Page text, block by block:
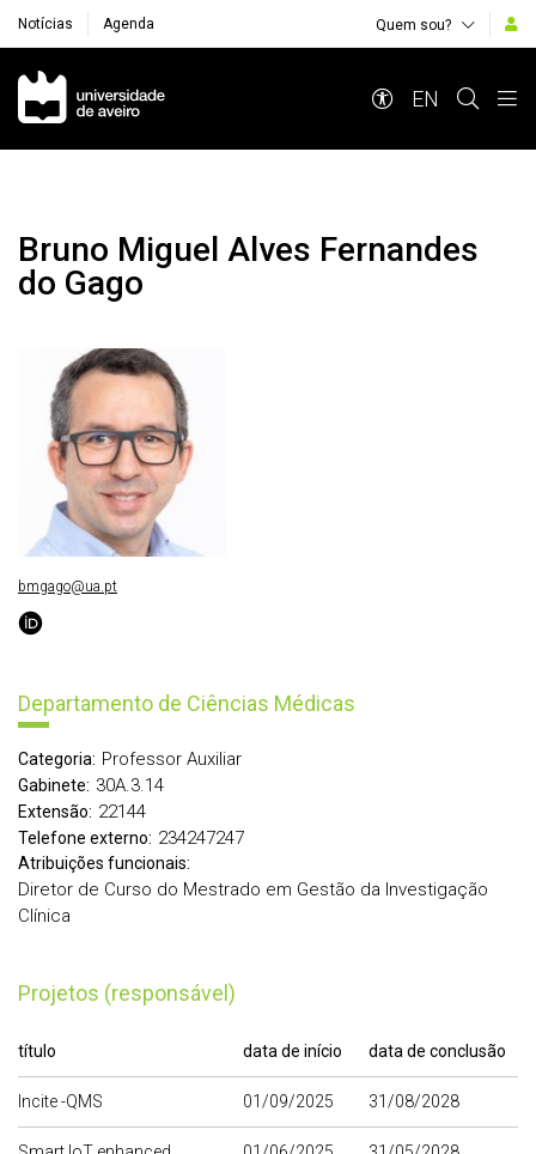
Notícias Agenda Quem sou?
Navegação Principal
EN
Bruno Miguel Alves Fernandes
do Gago
Departamento de Ciências Médicas
Categoria: Professor Auxiliar
Gabinete: 30A.3.14
Extensão: 22144
Telefone externo: 234247247
Atribuições funcionais:
Diretor de Curso do Mestrado em Gestão da Investigação
Clínica
Projetos (responsável)
título data de início data de conclusão
Incite -QMS 01/09/2025 31/08/2028
bmgago@ua.pt